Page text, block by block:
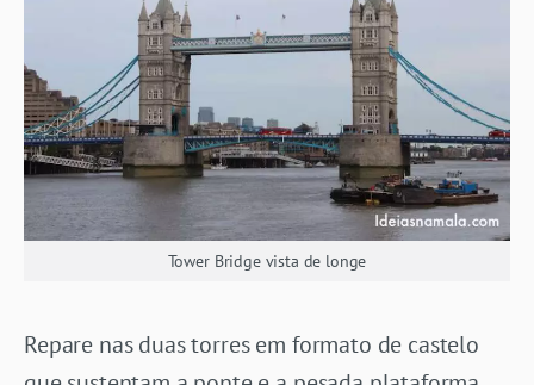
Tower Bridge vista de longe
Repare nas duas torres em formato de castelo